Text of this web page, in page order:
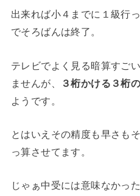
出来れば小４までに１級行
でそろばんは終了。
テレビでよく見る暗算すご
ませんが、
３桁かける３桁
ようです。
とはいえその精度も早さも
っ算させてます。
じゃぁ中受には意味なかっ